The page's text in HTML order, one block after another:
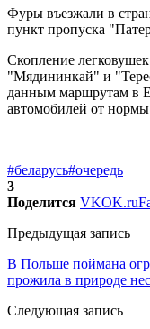
Фуры въезжали в
пункт пропуска
Скопление
"Мядининкай" и
данным маршрутам в
автомобилей от
#беларусь#очередь
3
Поделится VKOK.ru
Предыдущая запись
В Польше поймана
прожила в природе
Следующая запись